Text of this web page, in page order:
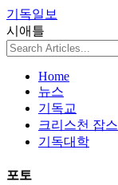
기독일보
시애틀
Home
뉴스
기독교
크리스천 잡스
기독대학
포토